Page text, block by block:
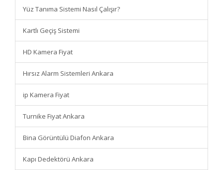
Yüz Tanıma Sistemi Nasıl Çalışır?
Kartlı Geçiş Sistemi
HD Kamera Fiyat
Hırsız Alarm Sistemleri Ankara
ip Kamera Fiyat
Turnike Fiyat Ankara
Bina Görüntülü Diafon Ankara
Kapı Dedektörü Ankara